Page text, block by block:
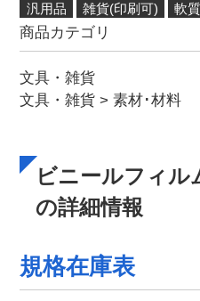
汎用品 雑貨(印刷可) 軟質
商品カテゴリ
文具・雑貨
文具・雑貨>素材･材料
ビニールフィル
の詳細情報
規格在庫表